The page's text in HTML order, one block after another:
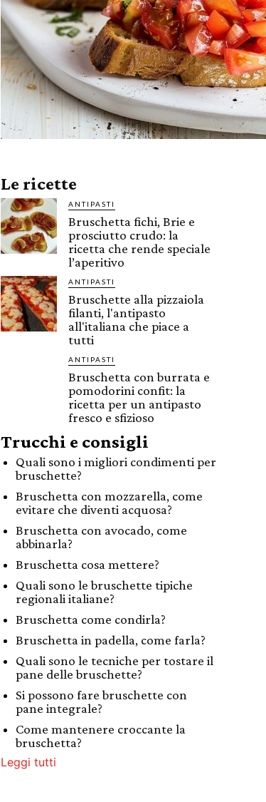
Le ricette
ANTIPASTI
Bruschetta fichi, Brie e
prosciutto crudo: la
ricetta che rende speciale
l’aperitivo
ANTIPASTI
Bruschette alla pizzaiola
filanti, l'antipasto
all'italiana che piace a
tutti
ANTIPASTI
Bruschetta con burrata e
pomodorini confit: la
ricetta per un antipasto
fresco e sfizioso
Trucchi e consigli
Quali sono i migliori condimenti per
bruschette?
Bruschetta con mozzarella, come
evitare che diventi acquosa?
Bruschetta con avocado, come
abbinarla?
Bruschetta cosa mettere?
Quali sono le bruschette tipiche
regionali italiane?
Bruschetta come condirla?
Bruschetta in padella, come farla?
Quali sono le tecniche per tostare il
pane delle bruschette?
Si possono fare bruschette con
pane integrale?
Come mantenere croccante la
bruschetta?
Leggi tutti